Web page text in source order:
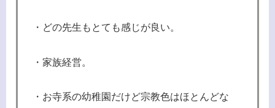
・どの先生もとても感じが良い。
・家族経営。
・お寺系の幼稚園だけど宗教色はほとんどな